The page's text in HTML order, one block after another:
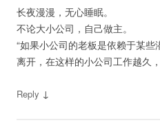
长夜漫漫，无心睡眠。
不论大小公司，自己做主。
“如果小公司的老板是依赖于某
离开，在这样的小公司工作越久
Reply ↓